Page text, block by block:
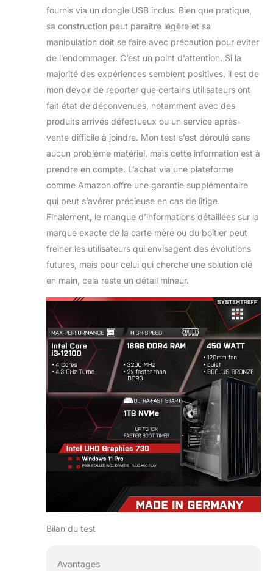
fournis via un dongle USB inclus. Bien que pratique,
sa construction peut paraître légère et sa
manipulation doit se faire avec précaution pour éviter
de l’endommager. C’est un point d’attention. Si la
majorité des expériences semblent positives, il est de
mon devoir de reporter que certains utilisateurs ont
fait état de déconvenues, notamment avec des
produits arrivés défectueux ou un service après-
vente difficile à joindre. Mon test s’est déroulé sans
aucun problème matériel, mais cette information est à
prendre en compte. L’achat via une plateforme
comme Amazon offre une garantie supplémentaire
qui peut s’avérer précieuse en cas de litige.
Finalement, le manque d’informations détaillées sur la
marque exacte de la carte mère ou du boîtier peut
freiner les utilisateurs qui envisagent des évolutions
futures, mais pour celui qui cherche une solution clé
en main, cela reste un détail mineur.
Bilan du test
Avantages